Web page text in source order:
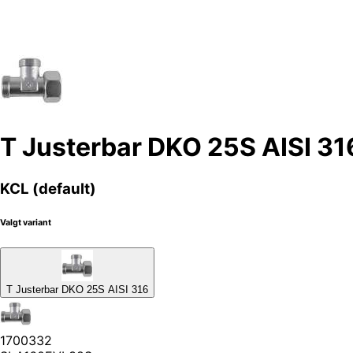
T Justerbar DKO 25S AISI
KCL (default)
Valgt variant
T Justerbar DKO 25S AISI 316
1700332